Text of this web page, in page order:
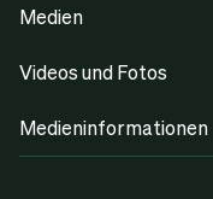
Medien
Videos und Fotos
Medieninformationen